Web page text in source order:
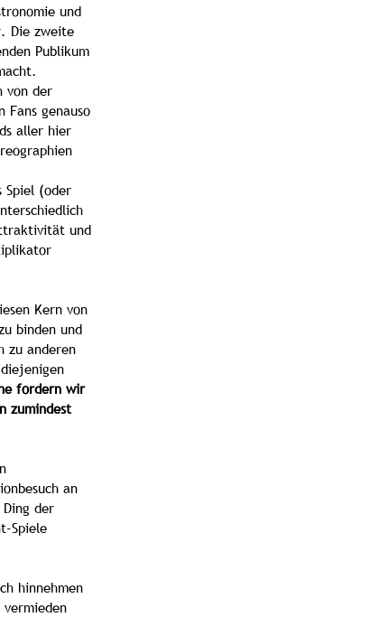
und
Die zweite
Publikum
von der
Fans genauso
aller hier
Spiel (oder
und
Kern von
binden und
zu anderen
fordern wir
zumindest
an
der
Spiele
hinnehmen